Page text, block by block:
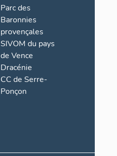
Parc des
Baronnies
provençales
SIVOM du pays
de Vence
Dracénie
CC de Serre-
Ponçon